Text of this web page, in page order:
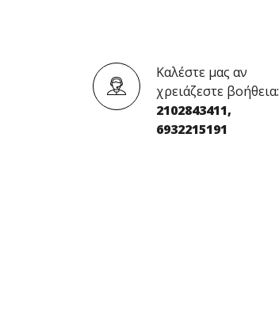
Καλέστε μας αν
χρειάζεστε βοήθεια:
2102843411,
6932215191